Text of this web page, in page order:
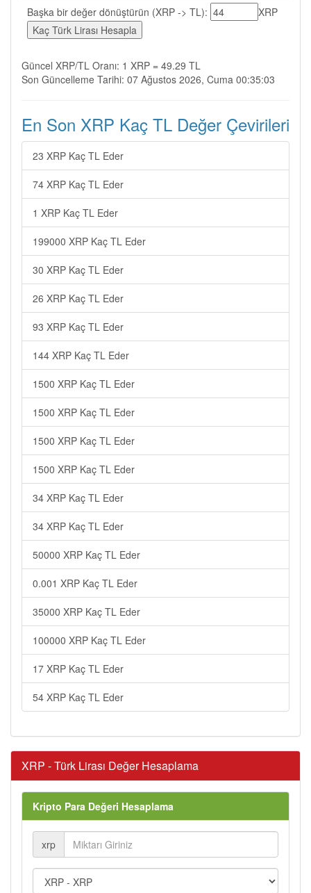
Başka bir değer dönüştürün (XRP -> TL):
XRP
Güncel XRP/TL Oranı: 1 XRP = 49.29 TL
Son Güncelleme Tarihi: 07 Ağustos 2026, Cuma 00:35:03
En Son XRP Kaç TL Değer Çevirileri
23 XRP Kaç TL Eder
74 XRP Kaç TL Eder
1 XRP Kaç TL Eder
199000 XRP Kaç TL Eder
30 XRP Kaç TL Eder
26 XRP Kaç TL Eder
93 XRP Kaç TL Eder
144 XRP Kaç TL Eder
1500 XRP Kaç TL Eder
1500 XRP Kaç TL Eder
1500 XRP Kaç TL Eder
1500 XRP Kaç TL Eder
34 XRP Kaç TL Eder
34 XRP Kaç TL Eder
50000 XRP Kaç TL Eder
0.001 XRP Kaç TL Eder
35000 XRP Kaç TL Eder
100000 XRP Kaç TL Eder
17 XRP Kaç TL Eder
54 XRP Kaç TL Eder
XRP - Türk Lirası Değer Hesaplama
Kripto Para Değeri Hesaplama
xrp